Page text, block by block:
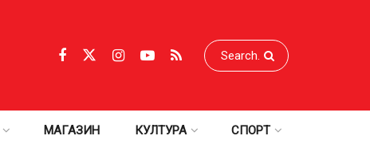
МАГАЗИН КУЛТУРА СПОРТ